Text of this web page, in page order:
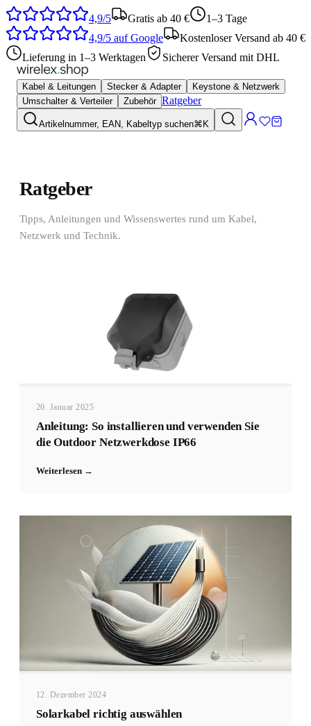
4,9/5 Gratis ab 40 €
1–3 Tage
4,9/5 auf Google
Kostenloser Versand ab 40 €
Lieferung in 1–3 Werktagen
Sicherer Versand mit DHL
Kabel & Leitungen Stecker & Adapter
Keystone & Netzwerk
Umschalter & Verteiler
Zubehör Ratgeber
Artikelnummer, EAN, Kabeltyp suchen⌘K
Ratgeber
Tipps, Anleitungen und Wissenswertes rund um Kabel,
Netzwerk und Technik.
20. Januar 2025
Anleitung: So installieren und verwenden Sie
die Outdoor Netzwerkdose IP66
Weiterlesen →
12. Dezember 2024
Solarkabel richtig auswählen